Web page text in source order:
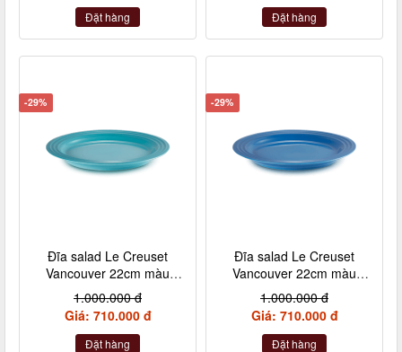
Đặt hàng Đặt hàng
-29%
Đĩa salad Le Creuset
Vancouver 22cm màu
xanh caribe
1.000.000 đ
Giá: 710.000 đ
Đặt hàng
-29%
Đĩa salad Le Creuset
Vancouver 22cm màu
xanh marseille
1.000.000 đ
Giá: 710.000 đ
Đặt hàng